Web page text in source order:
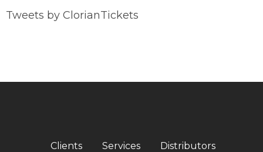
Tweets by ClorianTickets
Clients Services
Distributors